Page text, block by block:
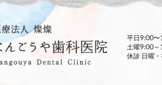
平日9:00
土曜9:00
休診 日曜・